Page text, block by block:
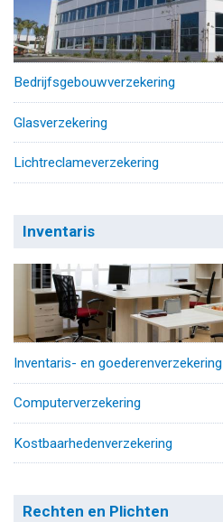
Bedrijfsgebouwverzekering
Glasverzekering
Lichtreclameverzekering
Inventaris
Inventaris- en goederenverzekering
Computerverzekering
Kostbaarhedenverzekering
Rechten en Plichten